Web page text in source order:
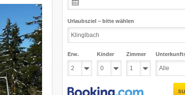
Urlaubsziel – bitte wählen
Erw. Kinder Zimmer